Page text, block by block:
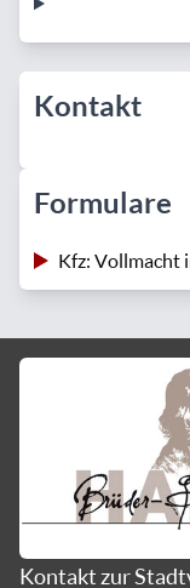
Kontakt
Formulare
Kfz: Vollmacht
Kontakt zur